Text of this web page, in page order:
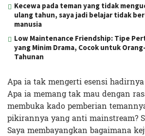
Kecewa pada teman yang tidak
ulang tahun, saya jadi belajar tidak
manusia
Low Maintenance Friendship: Tipe
yang Minim Drama, Cocok untuk
Tahunan
Apa ia tak mengerti esensi
Apa ia memang tak mau dengan
membuka kado pemberian
pikirannya yang anti mainstream?
Saya membayangkan bagaimana